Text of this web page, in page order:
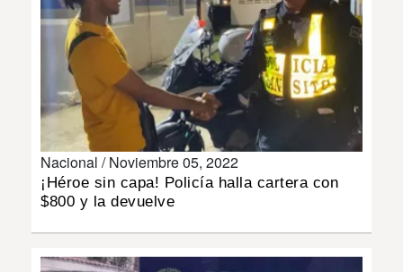
NACIONAL
POLÍTICA
SHOW
DEPORTES
INSÓLITAS
Nacional /Noviembre 05, 2022
¡Héroe sin capa! Policía halla cartera con
$800 y la devuelve